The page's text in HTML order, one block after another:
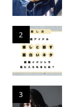
2
3